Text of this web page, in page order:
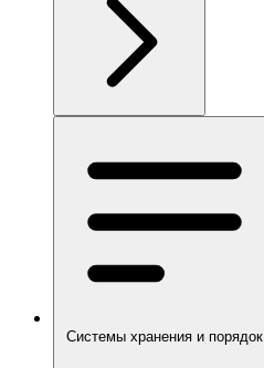
Системы хранения и порядок